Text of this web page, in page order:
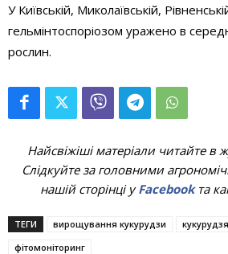
У Київській, Миколаївській,
гельмінтоспоріозом уражено в
рослин.
Найсвіжіші матеріали читайте в
Слідкуйте за головними
нашій сторінці уFacebookта
ТЕГИ вирощування кукурудзи
фітомоніторинг